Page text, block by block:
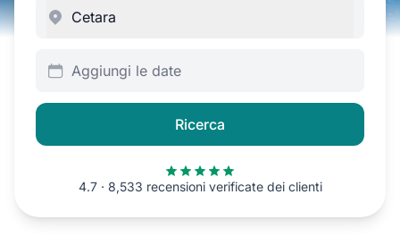
Aggiungi le date
Ricerca
4.7 · 8,533 recensioni verificate dei clienti